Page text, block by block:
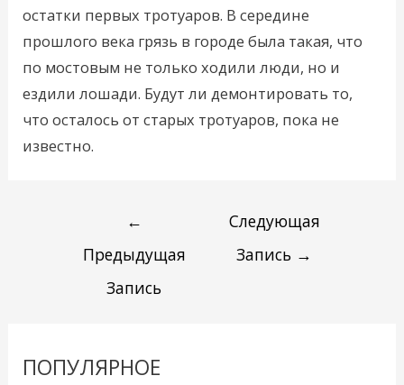
остатки первых тротуаров. В середине
прошлого века грязь в городе была такая, что
по мостовым не только ходили люди, но и
ездили лошади. Будут ли демонтировать то,
что осталось от старых тротуаров, пока не
известно.
←
Предыдущая
Запись
Следующая
Запись →
ПОПУЛЯРНОЕ